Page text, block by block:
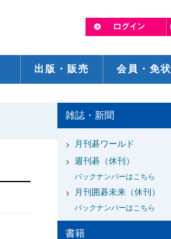
出版・販売 会員・免状
雑誌・新聞
月刊碁ワールド
週刊碁（休刊）
バックナンバーはこちら
月刊囲碁未来（休刊）
バックナンバーはこちら
書籍